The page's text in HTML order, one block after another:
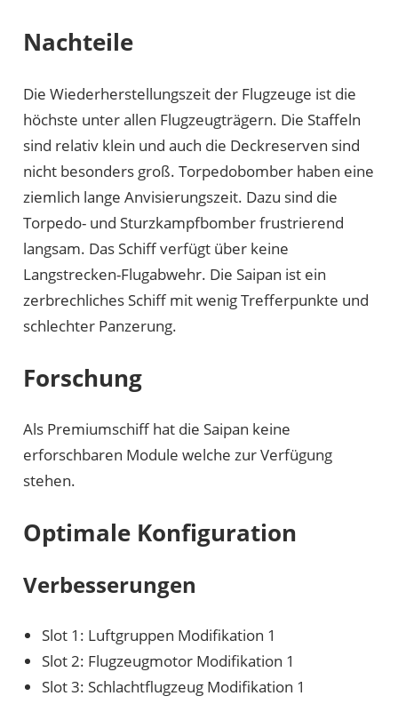
Nachteile
Die Wiederherstellungszeit der Flugzeuge ist die
höchste unter allen Flugzeugträgern. Die Staffeln
sind relativ klein und auch die Deckreserven sind
nicht besonders groß. Torpedobomber haben eine
ziemlich lange Anvisierungszeit. Dazu sind die
Torpedo- und Sturzkampfbomber frustrierend
langsam. Das Schiff verfügt über keine
Langstrecken-Flugabwehr. Die Saipan ist ein
zerbrechliches Schiff mit wenig Trefferpunkte und
schlechter Panzerung.
Forschung
Als Premiumschiff hat die Saipan keine
erforschbaren Module welche zur Verfügung
stehen.
Optimale Konfiguration
Verbesserungen
Slot 1: Luftgruppen Modifikation 1
Slot 2: Flugzeugmotor Modifikation 1
Slot 3: Schlachtflugzeug Modifikation 1